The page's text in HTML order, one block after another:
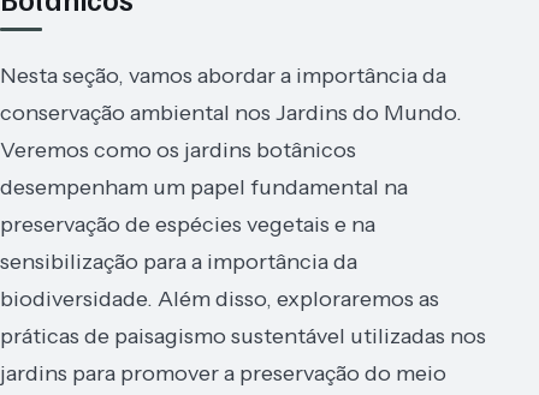
Nesta seção, vamos abordar a importância da
conservação ambiental nos Jardins do Mundo.
Veremos como os jardins botânicos
desempenham um papel fundamental na
preservação de espécies vegetais e na
sensibilização para a importância da
biodiversidade. Além disso, exploraremos as
práticas de paisagismo sustentável utilizadas nos
jardins para promover a preservação do meio